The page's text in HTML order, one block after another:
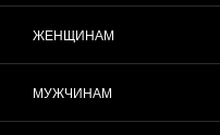
ЖЕНЩИНАМ
МУЖЧИНАМ